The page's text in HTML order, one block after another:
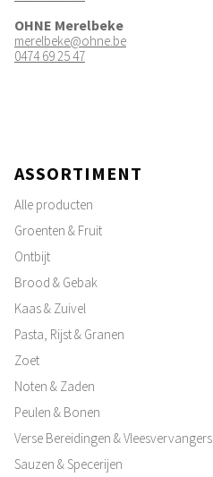
OHNE Merelbeke
merelbeke@ohne.be
0474 69 25 47
ASSORTIMENT
Alle producten
Groenten & Fruit
Ontbijt
Brood & Gebak
Kaas & Zuivel
Pasta, Rijst & Granen
Zoet
Noten & Zaden
Peulen & Bonen
Verse Bereidingen & Vleesvervangers
Sauzen & Specerijen